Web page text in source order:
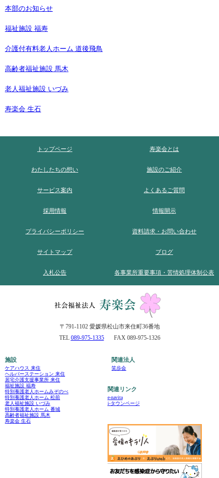
本部のお知らせ
福祉施設 福寿
介護付有料老人ホーム 道後飛鳥
高齢者福祉施設 馬木
老人福祉施設 いづみ
寿楽会 生石
トップページ 寿楽会とは
わたしたちの想い 施設のご紹介
サービス案内 よくあるご質問
採用情報 情報開示
プライバシーポリシー 資料請求・お問い合わせ
サイトマップ ブログ
入札公告 各事業所重要事項・苦情処理体制公表
〒791-1102 愛媛県松山市来住町36番地
TEL 089-975-1335 FAX 089-975-1326
施設
ケアハウス 来住
ヘルパーステーション 来住
居宅介護支援事業所 来住
福祉施設 福寿
特別養護老人ホームみぞのべ
特別養護老人ホーム 松前
老人福祉施設 いづみ
特別養護老人ホーム 番城
高齢者福祉施設 馬木
寿楽会 生石
関連法人
笑歩会
関連リンク
e-navita
i-タウンページ